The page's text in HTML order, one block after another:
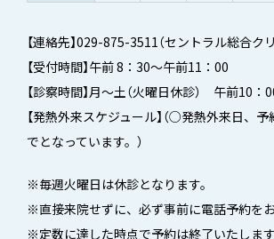
【連絡先】029-875-3511（セントラル総合ク
【受付時間】午前 8：30～午前11：00
【診察時間】月～土（火曜日休診） 午前10：
【発熱外来スケジュール】（○発熱外来日、
でとなっています。）
※毎週火曜日は休診となります。
※直接来院せずに、必ず事前に電話予約をお
※定数に達した時点で予約は終了いたしま